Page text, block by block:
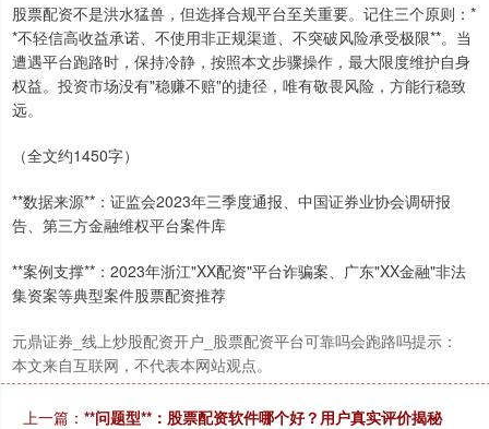
股票配资不是洪水猛兽，但选择合规平台至关重要。记住三个原则：*
*不轻信高收益承诺、不使用非正规渠道、不突破风险承受极限**。当
遭遇平台跑路时，保持冷静，按照本文步骤操作，最大限度维护自身
权益。投资市场没有"稳赚不赔"的捷径，唯有敬畏风险，方能行稳致
远。
（全文约1450字）
**数据来源**：证监会2023年三季度通报、中国证券业协会调研报
告、第三方金融维权平台案件库
**案例支撑**：2023年浙江"XX配资"平台诈骗案、广东"XX金融"非法
集资案等典型案件股票配资推荐
元鼎证券_线上炒股配资开户_股票配资平台可靠吗会跑路吗提示：
本文来自互联网，不代表本网站观点。
上一篇： **问题型**：股票配资软件哪个好？用户真实评价揭秘
深证成指 14311.01 +200.89 +1.42%